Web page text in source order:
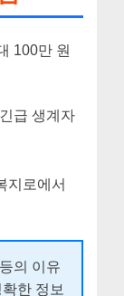
100만 원
급 생계자
지로에서
의 이유
한 정보